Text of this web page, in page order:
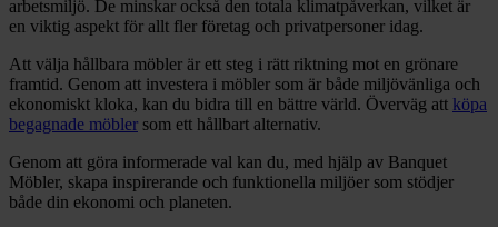
arbetsmiljö. De minskar också den totala klimatpåverkan, vilket är
en viktig aspekt för allt fler företag och privatpersoner idag.
Att välja hållbara möbler är ett steg i rätt riktning mot en grönare
framtid. Genom att investera i möbler som är både miljövänliga och
ekonomiskt kloka, kan du bidra till en bättre värld. Överväg att köpa
begagnade möbler som ett hållbart alternativ.
Genom att göra informerade val kan du, med hjälp av Banquet
Möbler, skapa inspirerande och funktionella miljöer som stödjer
både din ekonomi och planeten.